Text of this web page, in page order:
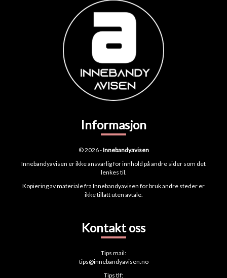
Informasjon
© 2026 -Innebandyavisen
Innebandyavisen er ikke ansvarlig for innhold på andre sider som det
lenkes til.
Kopiering av materiale fra Innebandyavisen for bruk andre steder er
ikke tillatt uten avtale.
Kontakt oss
Tips mail:
tips@innebandyavisen.no
Tips tlf: